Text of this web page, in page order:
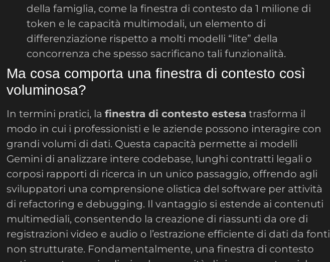
della famiglia, come la finestra di contesto da 1 milione di
token e le capacità multimodali, un elemento di
differenziazione rispetto a molti modelli “lite” della
concorrenza che spesso sacrificano tali funzionalità.
Ma cosa comporta una finestra di contesto così
voluminosa?
In termini pratici, lafinestra di contesto estesa trasforma il
modo in cui i professionisti e le aziende possono interagire con
grandi volumi di dati. Questa capacità permette ai modelli
Gemini di analizzare intere codebase, lunghi contratti legali o
corposi rapporti di ricerca in un unico passaggio, offrendo agli
sviluppatori una comprensione olistica del software per attività
di refactoring e debugging. Il vantaggio si estende ai contenuti
multimediali, consentendo la creazione di riassunti da ore di
registrazioni video e audio o l’estrazione efficiente di dati da fonti
non strutturate. Fondamentalmente, una finestra di contesto